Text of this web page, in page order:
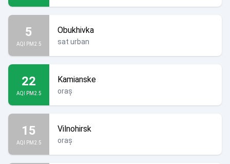
5
AQI PM2.5
Obukhivka
sat urban
22
AQI PM2.5
Kamianske
oraș
15
AQI PM2.5
Vilnohirsk
oraș